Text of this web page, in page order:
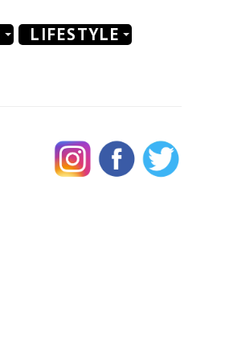
LIFESTYLE